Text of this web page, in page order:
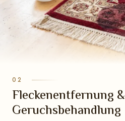
Fleckenentfernung &
Geruchsbehandlung